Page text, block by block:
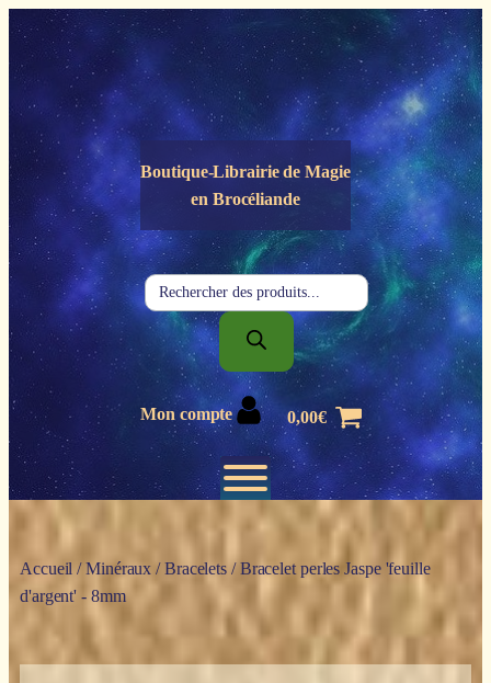
Panneau de gestion des cookies
Boutique-Librairie deMagie
en Brocéliande
Recherche
de
produits
Mon compte 0,00€
Accueil /Minéraux /Bracelets / Bracelet perles Jaspe 'feuille
d'argent' - 8mm